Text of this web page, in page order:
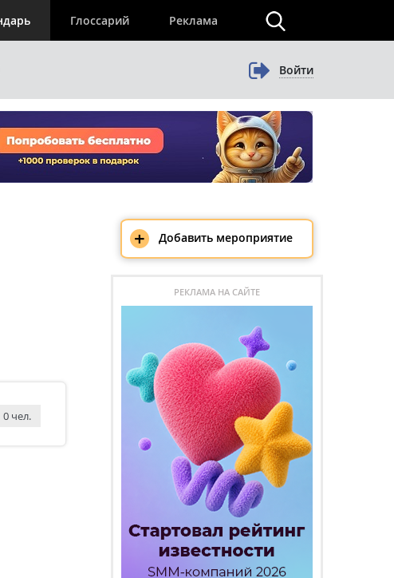
Глоссарий Реклама
Войти
0 чел.
+ Добавить мероприятие
РЕКЛАМА НА САЙТЕ